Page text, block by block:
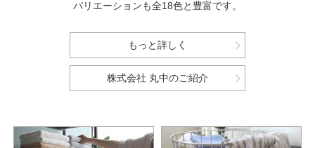
バリエーションも全18色と豊富です。
もっと詳しく
株式会社 丸中のご紹介